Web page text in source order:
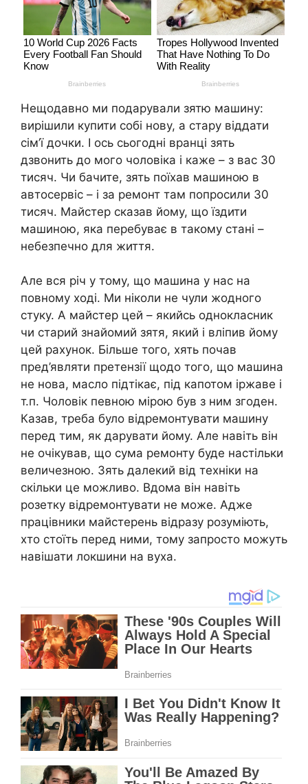
Нещодавно ми подарували зятю машину:
вирішили купити собі нову, а стару віддати
сім’ї дочки. І ось сьогодні вранці зять
дзвонить до мого чоловіка і каже – з вас 30
тисяч. Чи бачите, зять поїхав машиною в
автосервіс – і за ремонт там попросили 30
тисяч. Майстер сказав йому, що їздити
машиною, яка перебуває в такому стані –
небезпечно для життя.
Але вся річ у тому, що машина у нас на
повному ході. Ми ніколи не чули жодного
стуку. А майстер цей – якийсь однокласник
чи старий знайомий зятя, який і вліпив йому
цей рахунок. Більше того, хять почав
пред’являти претензії щодо того, що машина
не нова, масло підтікає, під капотом іржаве і
т.п. Чоловік певною мірою був з ним згоден.
Казав, треба було відремонтувати машину
перед тим, як дарувати йому. Але навіть він
не очікував, що сума ремонту буде настільки
величезною. Зять далекий від техніки на
скільки це можливо. Вдома він навіть
розетку відремонтувати не може. Адже
працівники майстерень відразу розуміють,
хто стоїть перед ними, тому запросто можуть
навішати локшини на вуха.